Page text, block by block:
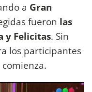
a Gran
fueron las
y Felicitas. Sin
los participantes